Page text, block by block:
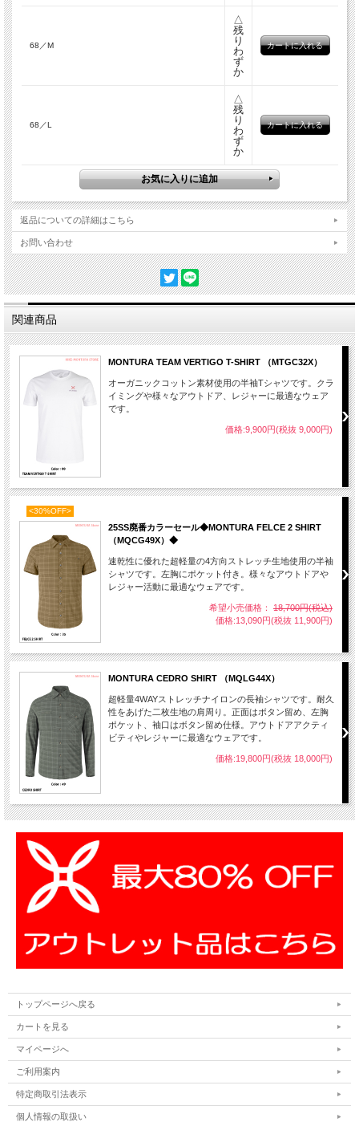
68／M
△
残
り
わ
ず
か
68／L
△
残
り
わ
ず
か
返品についての詳細はこちら
お問い合わせ
関連商品
MONTURA TEAM VERTIGO T-SHIRT （MTGC32X）
オーガニックコットン素材使用の半袖Tシャツです。クラ
イミングや様々なアウトドア、レジャーに最適なウェア
です。
価格:9,900円(税抜 9,000円)
<30%OFF>
25SS廃番カラーセール◆MONTURA FELCE 2 SHIRT
（MQCG49X）◆
速乾性に優れた超軽量の4方向ストレッチ生地使用の半袖
シャツです。左胸にポケット付き。様々なアウトドアや
レジャー活動に最適なウェアです。
希望小売価格： 18,700円(税込)
価格:13,090円(税抜 11,900円)
MONTURA CEDRO SHIRT （MQLG44X）
超軽量4WAYストレッチナイロンの長袖シャツです。耐久
性をあげた二枚生地の肩周り。正面はボタン留め、左胸
ポケット、袖口はボタン留め仕様。アウトドアアクティ
ビティやレジャーに最適なウェアです。
価格:19,800円(税抜 18,000円)
トップページへ戻る
カートを見る
マイページへ
ご利用案内
特定商取引法表示
個人情報の取扱い